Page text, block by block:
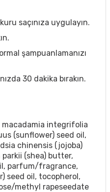
saçınıza uygulayın.
şampuanlamanızı
30 dakika bırakın.
integrifolia
(sunflower) seed oil,
chinensis (jojoba)
(shea) butter,
parfum/fragrance,
seed oil, tocopherol,
methyl rapeseedate